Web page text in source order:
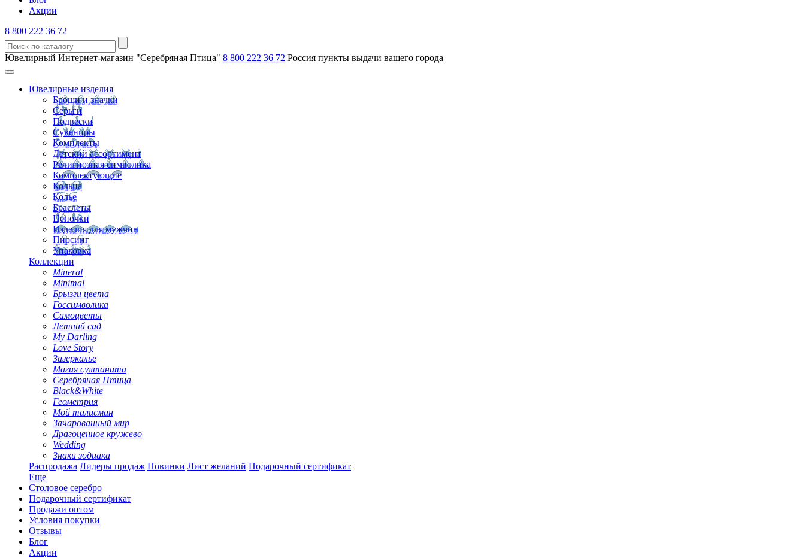
Акции
8 800 222 36 72
Ювелирный Интернет-магазин "Серебряная Птица" 8 800 222 36 72 Россия пункты выдачи вашего города
Ювелирные изделия
Броши и значки
Серьги
Подвески
Сувениры
Комплекты
Детский ассортимент
Религиозная символика
Комплектующие
Кольца
Колье
Браслеты
Цепочки
Изделия для мужчин
Пирсинг
Упаковка
Коллекции
Mineral
Minimal
Брызги цвета
Госсимволика
Самоцветы
Летний сад
My Darling
Love Story
Зазеркалье
Магия султанита
Серебряная Птица
Black&White
Геометрия
Мой талисман
Зачарованный мир
Драгоценное кружево
Wedding
Знаки зодиака
Распродажа Лидеры продаж Новинки Лист желаний Подарочный сертификат
Еще
Столовое серебро
Подарочный сертификат
Продажи оптом
Условия покупки
Отзывы
Блог
Акции